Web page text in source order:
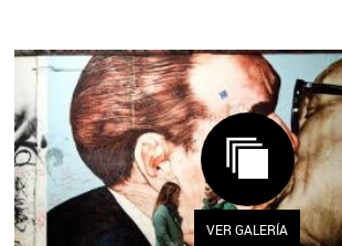
VER GALERÍA